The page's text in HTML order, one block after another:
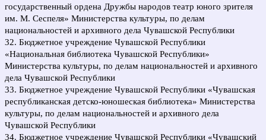
государственный ордена Дружбы народов театр юного зрителя
им. М. Сеспеля» Министерства культуры, по делам
национальностей и архивного дела Чувашской Республики
32. Бюджетное учреждение Чувашской Республики
«Национальная библиотека Чувашской Республики»
Министерства культуры, по делам национальностей и архивного
дела Чувашской Республики
33. Бюджетное учреждение Чувашской Республики «Чувашская
республиканская детско-юношеская библиотека» Министерства
культуры, по делам национальностей и архивного дела
Чувашской Республики
34. Бюджетное учреждение Чувашской Республики «Чувашский